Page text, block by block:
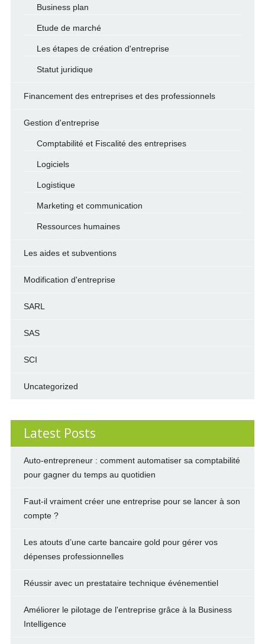
Business plan
Etude de marché
Les étapes de création d'entreprise
Statut juridique
Financement des entreprises et des professionnels
Gestion d'entreprise
Comptabilité et Fiscalité des entreprises
Logiciels
Logistique
Marketing et communication
Ressources humaines
Les aides et subventions
Modification d'entreprise
SARL
SAS
SCI
Uncategorized
Latest Posts
Auto-entrepreneur : comment automatiser sa comptabilité
pour gagner du temps au quotidien
Faut-il vraiment créer une entreprise pour se lancer à son
compte ?
Les atouts d’une carte bancaire gold pour gérer vos
dépenses professionnelles
Réussir avec un prestataire technique événementiel
Améliorer le pilotage de l'entreprise grâce à la Business
Intelligence